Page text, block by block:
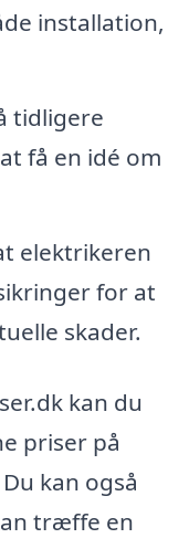
installation,
tidligere
få en idé om
elektrikeren
for at
skader.
kan du
priser på
kan også
træffe en